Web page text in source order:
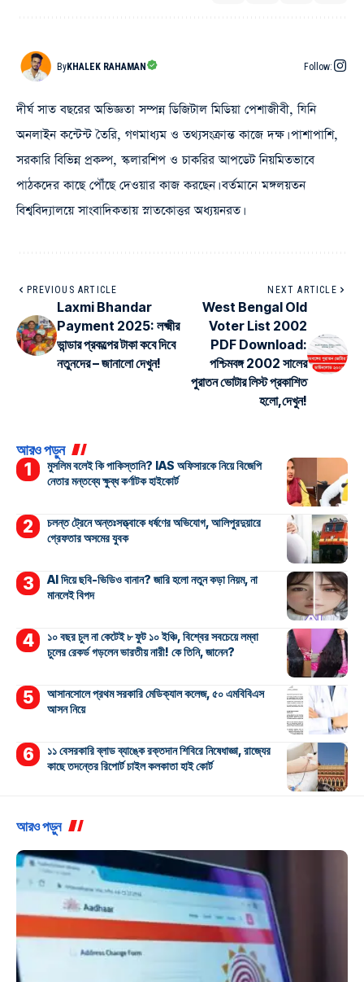
ByKHALEK RAHAMAN Follow:
দীর্ঘ সাত বছরের অভিজ্ঞতা সম্পন্ন ডিজিটাল মিডিয়া পেশাজীবী, যিনি
অনলাইন কন্টেন্ট তৈরি, গণমাধ্যম ও তথ্যসংক্রান্ত কাজে দক্ষ। পাশাপাশি,
সরকারি বিভিন্ন প্রকল্প, স্কলারশিপ ও চাকরির আপডেট নিয়মিতভাবে
পাঠকদের কাছে পৌঁছে দেওয়ার কাজ করছেন। বর্তমানে মঙ্গলয়তন
বিশ্ববিদ্যালয়ে সাংবাদিকতায় স্নাতকোত্তর অধ্যয়নরত।
PREVIOUS ARTICLE
Laxmi Bhandar
Payment 2025: লক্ষ্মীর
ভান্ডার প্রকল্পের টাকা কবে দিবে
নতুনদের – জানালো দেখুন!
NEXT ARTICLE
West Bengal Old
Voter List 2002
PDF Download:
পশ্চিমবঙ্গ 2002 সালের
পুরাতন ভোটার লিস্ট প্রকাশিত
হলো,দেখুন!
আরও পড়ুন
মুসলিম বলেই কি পাকিস্তানি? IAS অফিসারকে নিয়ে বিজেপি
নেতার মন্তব্যে ক্ষুব্ধ কর্ণাটক হাইকোর্ট
চলন্ত ট্রেনে অন্তঃসত্ত্বাকে ধর্ষণের অভিযোগ, আলিপুরদুয়ারে
গ্রেফতার অসমের যুবক
AI দিয়ে ছবি-ভিডিও বানান? জারি হলো নতুন কড়া নিয়ম, না
মানলেই বিপদ
১০ বছর চুল না কেটেই ৮ ফুট ১০ ইঞ্চি, বিশ্বের সবচেয়ে লম্বা
চুলের রেকর্ড গড়লেন ভারতীয় নারী! কে তিনি, জানেন?
আসানসোলে প্রথম সরকারি মেডিক্যাল কলেজ, ৫০ এমবিবিএস
আসন নিয়ে
১১ বেসরকারি ব্লাড ব্যাঙ্কে রক্তদান শিবিরে নিষেধাজ্ঞা, রাজ্যের
কাছে তদন্তের রিপোর্ট চাইল কলকাতা হাই কোর্ট
আরও পড়ুন